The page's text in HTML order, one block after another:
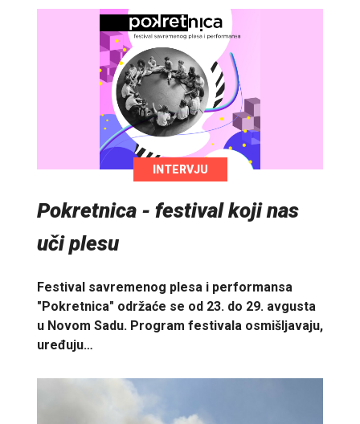
INTERVJU
Pokretnica - festival koji nas
uči plesu
Festival savremenog plesa i performansa
"Pokretnica" održaće se od 23. do 29. avgusta
u Novom Sadu. Program festivala osmišljavaju,
uređuju…